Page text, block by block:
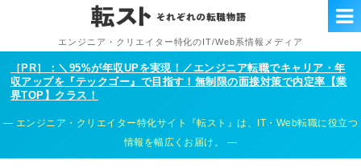
エンジニア・クリエイター特化のIT/Web系情報メディア
［PR］：＼95%が年収UPを実現！／エンジニア転職でキャリア・年
収アップを『テックゴー』で目指す！無制限の面接対策で内定率【業
界TOP】クラス！
エンジニア・クリエイター特化サイト『転スト』は、IT・Web転職に役立つ
情報を幅広くお届け。